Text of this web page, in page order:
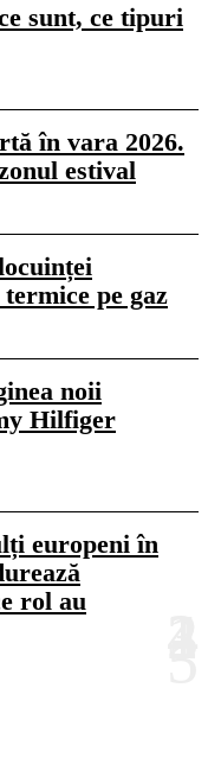
sunt, ce tipuri
în vara 2026.
estival
pe gaz
noii
Hilfiger
europeni în
rol au